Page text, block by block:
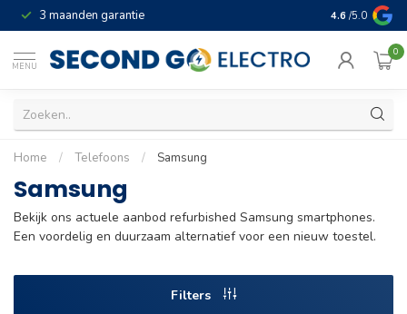
3 maanden garantie Geld terug
4.6 /5.0
MENU
0
Home / Telefoons / Samsung
Samsung
Bekijk ons actuele aanbod refurbished Samsung smartphones.
Een voordelig en duurzaam alternatief voor een nieuw toestel.
Filters